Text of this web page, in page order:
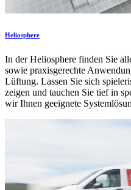
Heliosphere
In der Heliosphere finden Sie
sowie praxisgerechte
Lüftung. Lassen Sie sich
zeigen und tauchen Sie tief in
wir Ihnen geeignete